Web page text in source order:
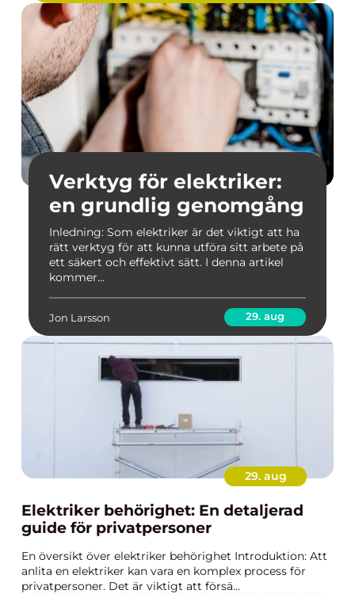
Verktyg för elektriker:
en grundlig genomgång
Inledning: Som elektriker är det viktigt att ha
rätt verktyg för att kunna utföra sitt arbete på
ett säkert och effektivt sätt. I denna artikel
kommer...
Jon Larsson 29. aug
29. aug
Elektriker behörighet: En detaljerad
guide för privatpersoner
En översikt över elektriker behörighet Introduktion: Att
anlita en elektriker kan vara en komplex process för
privatpersoner. Det är viktigt att försä...